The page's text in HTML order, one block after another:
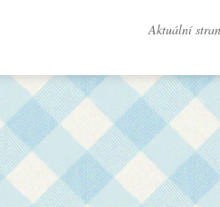
Aktuální